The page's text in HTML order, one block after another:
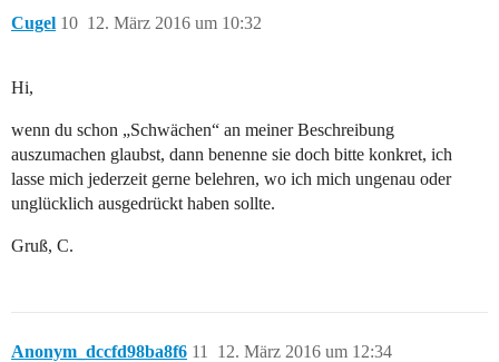
Cugel 12. März 2016 um 10:32
10
Hi,
wenn du schon „Schwächen“ an meiner Beschreibung
auszumachen glaubst, dann benenne sie doch bitte konkret, ich
lasse mich jederzeit gerne belehren, wo ich mich ungenau oder
unglücklich ausgedrückt haben sollte.
Gruß, C.
Anonym_dccfd98ba8f6 12. März 2016 um 12:34
11